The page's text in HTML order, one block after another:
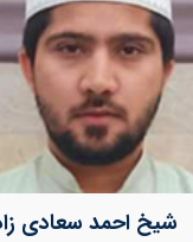
شیخ احمد سعادی زاده